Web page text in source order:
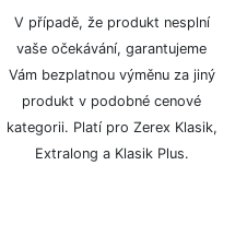
V případě, že produkt nesplní
vaše očekávání, garantujeme
Vám bezplatnou výměnu za jiný
produkt v podobné cenové
kategorii. Platí pro Zerex Klasik,
Extralong a Klasik Plus.